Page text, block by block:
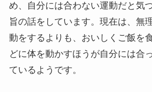
め、自分には合わない運動だと気
旨の話をしています。現在は、無
動をするよりも、おいしくご飯を
どに体を動かすほうが自分には合
ているようです。